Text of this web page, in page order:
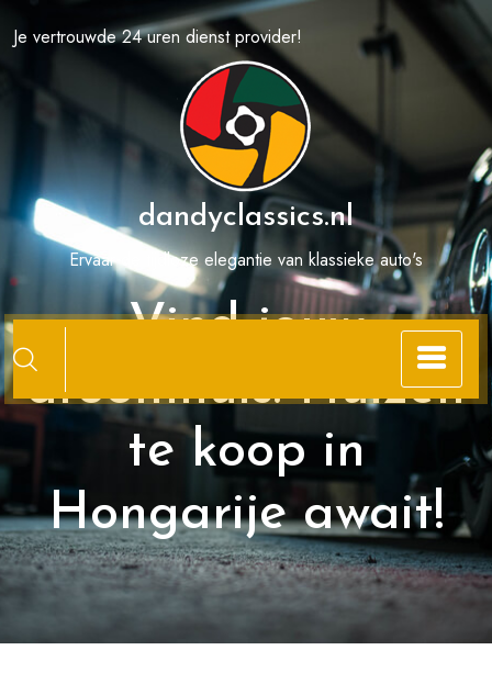
naarJe vertrouwde 24 uren dienst provider!
dandyclassics.nl
Ervaar de tijdloze elegantie van klassieke auto's
Vind jouw
droomhuis: Huizen
te koop in
Hongarije await!